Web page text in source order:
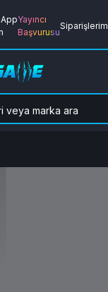
Yayıncı
Başvurusu
Siparişlerim